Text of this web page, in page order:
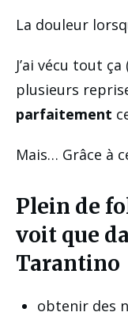
La douleur
J’ai vécu tout
plusieurs
parfaitement
Mais… Grâce à
Plein de
voit que
Tarantino
obtenir des